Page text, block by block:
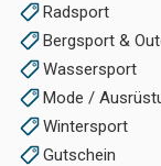
Radsport
Bergsport &
Wassersport
Mode /
Wintersport
Gutschein